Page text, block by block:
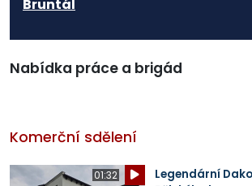
Bruntál
Nabídka práce a brigád
Komerční sdělení
01:32
Legendární